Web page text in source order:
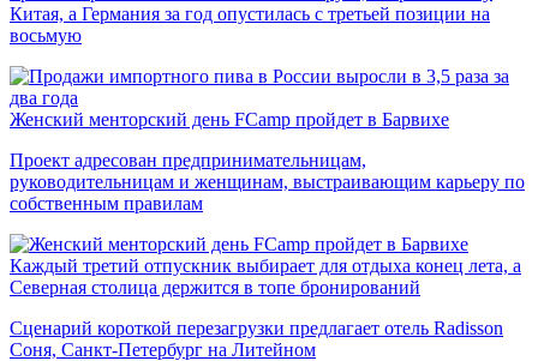
Китая, а Германия за год опустилась с третьей позиции на
восьмую
Женский менторский день FCamp пройдет в Барвихе
Проект адресован предпринимательницам,
руководительницам и женщинам, выстраивающим карьеру по
собственным правилам
Каждый третий отпускник выбирает для отдыха конец лета, а
Северная столица держится в топе бронирований
Сценарий короткой перезагрузки предлагает отель Radisson
Соня, Санкт-Петербург на Литейном